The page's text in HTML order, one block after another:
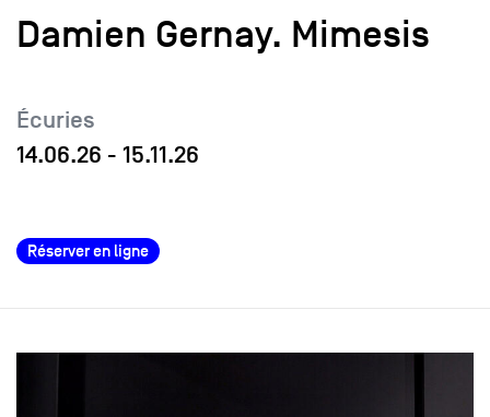
Damien Gernay. Mimesis
Écuries
14.06.26 - 15.11.26
Réserver en ligne